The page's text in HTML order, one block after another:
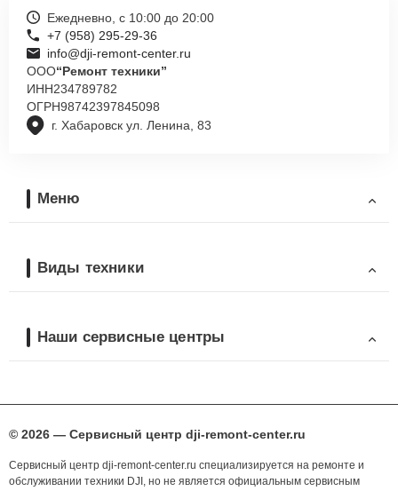
г. Хабаровск ул. Ленина, 83
Ежедневно, с 10:00 до 20:00
+7 (958) 295-29-36
info@dji-remont-center.ru
ООО“Ремонт техники”
ИНН234789782
ОГРН98742397845098
Меню
Виды техники
Наши сервисные центры
© 2026 — Сервисный центр dji-remont-center.ru
Сервисный центр dji-remont-center.ru специализируется на ремонте и
обслуживании техники DJI, но не является официальным сервисным